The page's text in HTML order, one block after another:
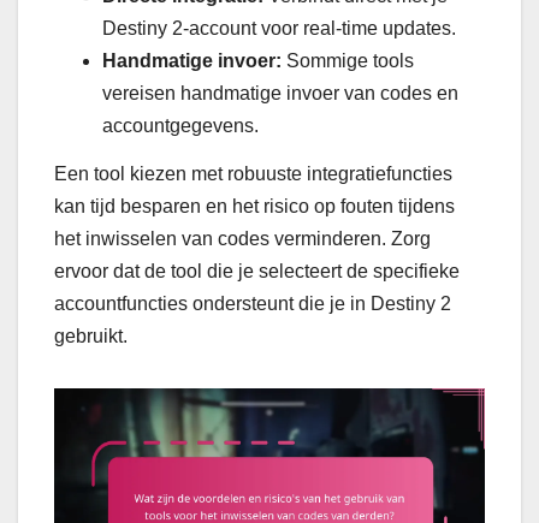
Destiny 2-account voor real-time updates.
Handmatige invoer: Sommige tools
vereisen handmatige invoer van codes en
accountgegevens.
Een tool kiezen met robuuste integratiefuncties
kan tijd besparen en het risico op fouten tijdens
het inwisselen van codes verminderen. Zorg
ervoor dat de tool die je selecteert de specifieke
accountfuncties ondersteunt die je in Destiny 2
gebruikt.